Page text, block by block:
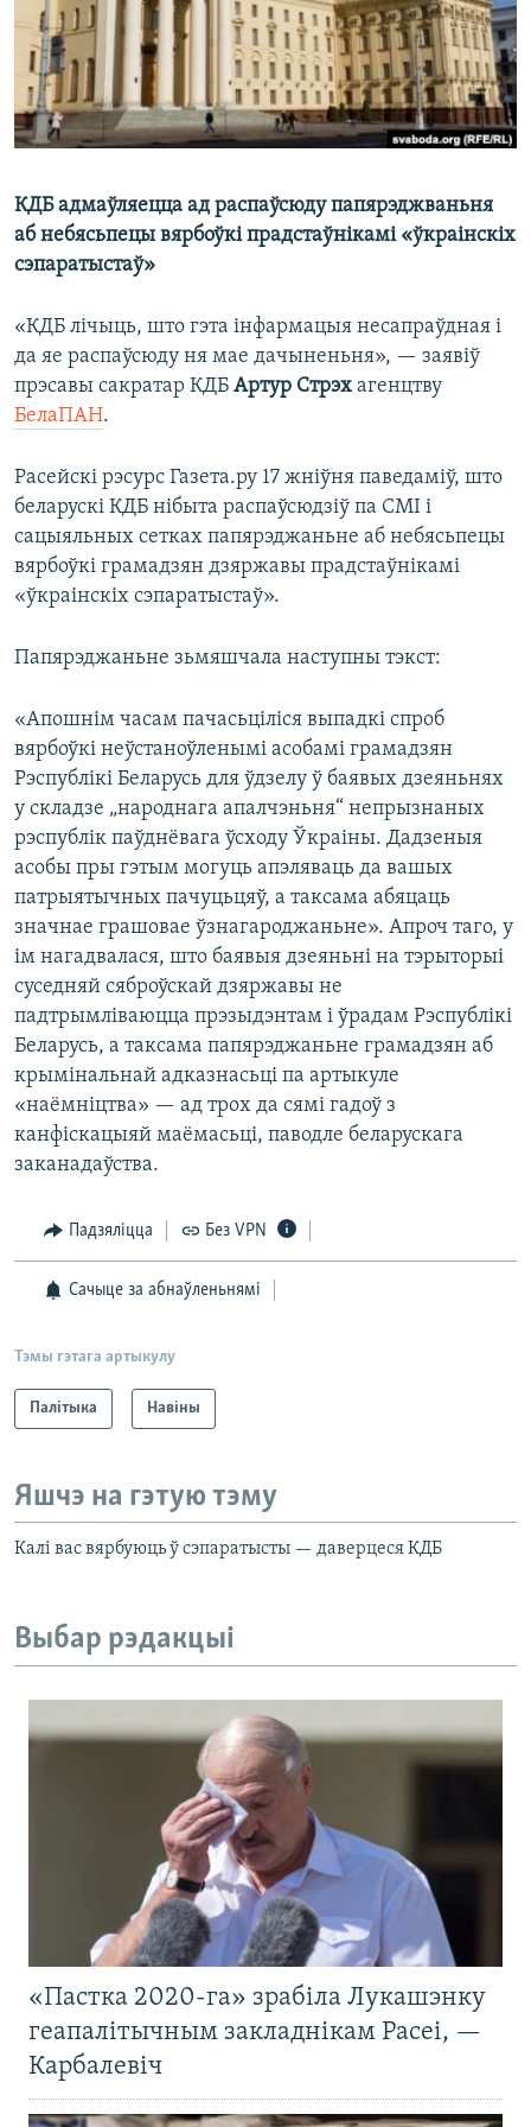
КУЛЬТУРА
КАЛЯНДАР
МОВА
НА ХВАЛЯХ СВАБОДЫ
КДБ адмаўляецца ад распаўсюду папярэджваньня
аб небясьпецы вярбоўкі прадстаўнікамі «ўкраінскіх
сэпаратыстаў»
«КДБ лічыць, што гэта інфармацыя несапраўдная і
да яе распаўсюду ня мае дачыненьня», — заявіў
прэсавы сакратар КДБ Артур Стрэх агенцтву
БелаПАН.
Расейскі рэсурс Газета.ру 17 жніўня паведаміў, што
беларускі КДБ нібыта распаўсюдзіў па СМІ і
сацыяльных сетках папярэджаньне аб небясьпецы
вярбоўкі грамадзян дзяржавы прадстаўнікамі
«ўкраінскіх сэпаратыстаў».
Папярэджаньне зьмяшчала наступны тэкст:
«Апошнім часам пачасьціліся выпадкі спроб
вярбоўкі неўстаноўленымі асобамі грамадзян
Рэспублікі Беларусь для ўдзелу ў баявых дзеяньнях
у складзе „народнага апалчэньня“ непрызнаных
рэспублік паўднёвага ўсходу Ўкраіны. Дадзеныя
асобы пры гэтым могуць апэляваць да вашых
патрыятычных пачуцьцяў, а таксама абяцаць
значнае грашовае ўзнагароджаньне». Апроч таго, у
ім нагадвалася, што баявыя дзеяньні на тэрыторыі
суседняй сяброўскай дзяржавы не
падтрымліваюцца прэзыдэнтам і ўрадам Рэспублікі
Беларусь, а таксама папярэджаньне грамадзян аб
крымінальнай адказнасьці па артыкуле
«наёмніцтва» — ад трох да сямі гадоў з
канфіскацыяй маёмасьці, паводле беларускага
заканадаўства.
Падзяліцца Без VPN
Сачыце за абнаўленьнямі
Тэмы гэтага артыкулу
Палітыка Навіны
Яшчэ на гэтую тэму
Калі вас вярбуюць ў сэпаратысты — даверцеся КДБ
Выбар рэдакцыі
«Пастка 2020-га» зрабіла Лукашэнку
геапалітычным закладнікам Расеі, —
Карбалевіч